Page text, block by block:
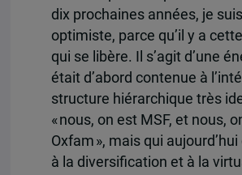
dix prochaines années, je
optimiste, parce qu’il y a
qui se libère. Il s’agit d’une
était d’abord contenue à
structure hiérarchique très
« nous, on est MSF, et nous,
Oxfam », mais qui
à la diversification et à la